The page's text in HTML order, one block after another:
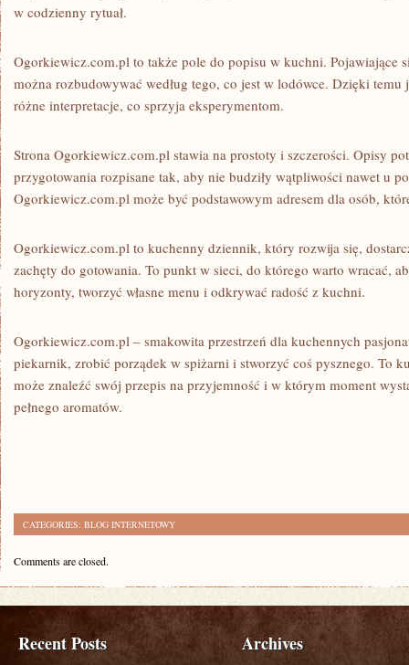
w codzienny rytuał.
Ogorkiewicz.com.pl to także pole do popisu w kuchni. Pojawiające
można rozbudowywać według tego, co jest w lodówce. Dzięki temu
różne interpretacje, co sprzyja eksperymentom.
Strona Ogorkiewicz.com.pl stawia na prostoty i szczerości. Opisy
przygotowania rozpisane tak, aby nie budziły wątpliwości nawet u
Ogorkiewicz.com.pl może być podstawowym adresem dla osób,
Ogorkiewicz.com.pl to kuchenny dziennik, który rozwija się,
zachęty do gotowania. To punkt w sieci, do którego warto wracać,
horyzonty, tworzyć własne menu i odkrywać radość z kuchni.
Ogorkiewicz.com.pl – smakowita przestrzeń dla kuchennych
piekarnik, zrobić porządek w spiżarni i stworzyć coś pysznego. To
może znaleźć swój przepis na przyjemność i w którym moment
pełnego aromatów.
CATEGORIES: BLOG INTERNETOWY
Comments are closed.
Recent Posts Archives